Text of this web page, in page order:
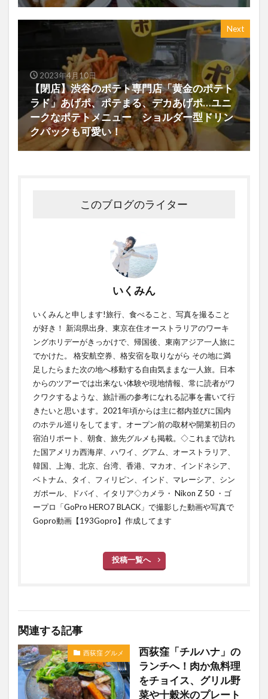
Next
2023年4月10日
【閉店】渋谷のポテト専門店「黄金のポテト
ラド」あげポ、ポテまる、デカあげポ…ユニ
ークなポテトメニュー ショルダー型ドリン
クパックも可愛い！
このブログのライター
いくみん
いくみんと申します!旅行、食べること、写真を撮ること
が好き！ 新潟県出身、東京在住オーストラリアのワーキ
ングホリデーがきっかけで、帰国後、東南アジア一人旅に
でかけた。 格安航空券、格安宿を取りながら その地に満
足したらまた次の地へ移動する自由気ままな一人旅。日本
からのツアーでは出来ない体験や現地情報、常に読者がワ
クワクするような、旅計画の参考になれる記事を書いて行
きたいと思います。2021年頃からは主に都内並びに国内
のホテル巡りをしてます。オープン前の取材や開業初日の
宿泊リポート、朝食、旅先グルメも掲載。◇これまで訪れ
た国アメリカ西海岸、ハワイ、グアム、オーストラリア、
韓国、上海、北京、台湾、香港、マカオ、インドネシア、
ベトナム、タイ、フィリピン、インド、マレーシア、シン
ガポール、ドバイ、イタリア◇カメラ・ Nikon Z 50 ・ゴ
ープロ「GoPro HERO7 BLACK」で撮影した動画や写真で
Gopro動画【193Gopro】作成してます
投稿一覧へ
関連する記事
西荻窪 グルメ
西荻窪「チルハナ」の
ランチへ！肉か魚料理
をチョイス、グリル野
菜や十穀米のプレート